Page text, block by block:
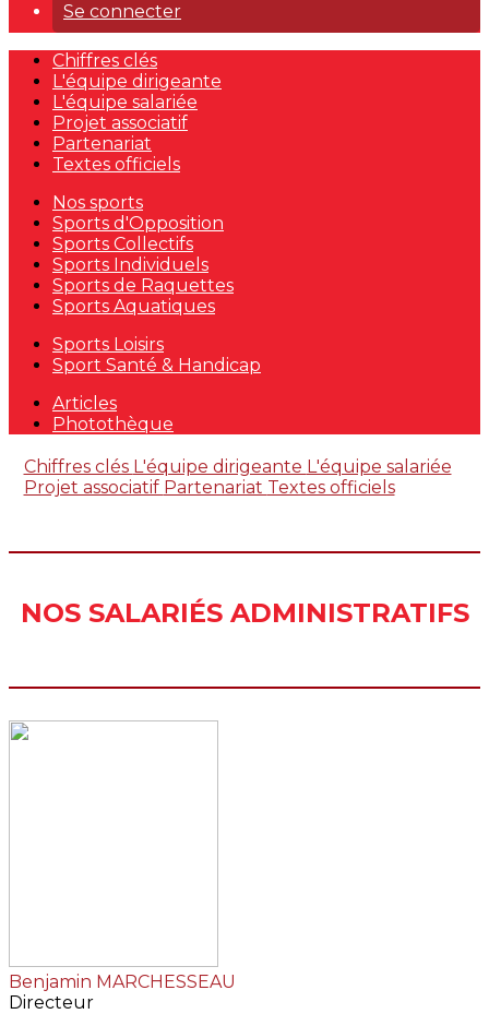
Se connecter
Chiffres clés
L'équipe dirigeante
L'équipe salariée
Projet associatif
Partenariat
Textes officiels
Nos sports
Sports d'Opposition
Sports Collectifs
Sports Individuels
Sports de Raquettes
Sports Aquatiques
Sports Loisirs
Sport Santé & Handicap
Articles
Photothèque
Chiffres clés L'équipe dirigeante L'équipe salariée
Projet associatif Partenariat Textes officiels
NOS SALARIÉS ADMINISTRATIFS
Benjamin MARCHESSEAU
Directeur